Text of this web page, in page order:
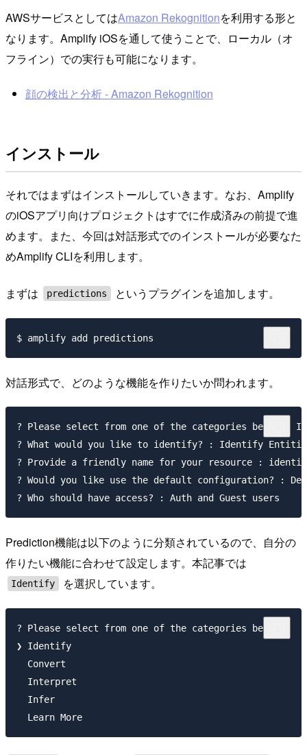
AWSサービスとしてはAmazon Rekognitionを利用する形と
なります。Amplify iOSを通して使うことで、ローカル（オ
フライン）での実行も可能になります。
顔の検出と分析 - Amazon Rekognition
インストール
それではまずはインストールしていきます。なお、Amplify
のiOSアプリ向けプロジェクトはすでに作成済みの前提で進
めます。また、今回は対話形式でのインストールが必要なた
めAmplify CLIを利用します。
まずは predictions というプラグインを追加します。
対話形式で、どのような機能を作りたいか問われます。
? Please select from one of the categories below :
? What would you like to identify? : Identify
? Provide a friendly name for your resource :
? Would you like use the default configuration? :
Prediction機能は以下のように分類されているので、自分の
作りたい機能に合わせて設定します。本記事では
Identify を選択しています。
? Please select from one of the categories below
❯ Identify
  Convert
  Interpret
  Infer